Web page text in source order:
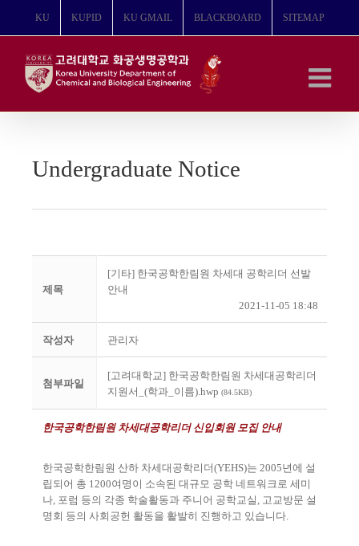
뛰
KU KUPID KU GMAIL BLACKBOARD SITEMAP
Undergraduate Notice
제목
[기타] 한국공학한림원 차세대 공학리더 선발
안내
2021-11-05 18:48
작성자 관리자
첨부파일
[고려대학교] 한국공학한림원 차세대공학리더
지원서_(학과_이름).hwp (84.5KB)
한국공학한림원 차세대공학리더 신입회원 모집 안내
한국공학한림원 산하 차세대공학리더(YEHS)는 2005년에 설
립되어 총 1200여명이 소속된 대규모 공학 네트워크로 세미
나, 포럼 등의 각종 학술활동과 주니어 공학교실 , 고교방문 설
명회 등의 사회공헌 활동을 활발히 진행하고 있습니다.